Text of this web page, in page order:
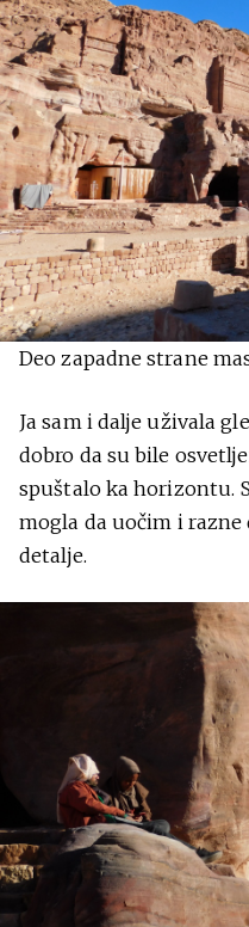
Deo zapadne strane
Ja sam i dalje uživala
dobro da su bile
spuštalo ka horizontu.
mogla da uočim i
detalje.